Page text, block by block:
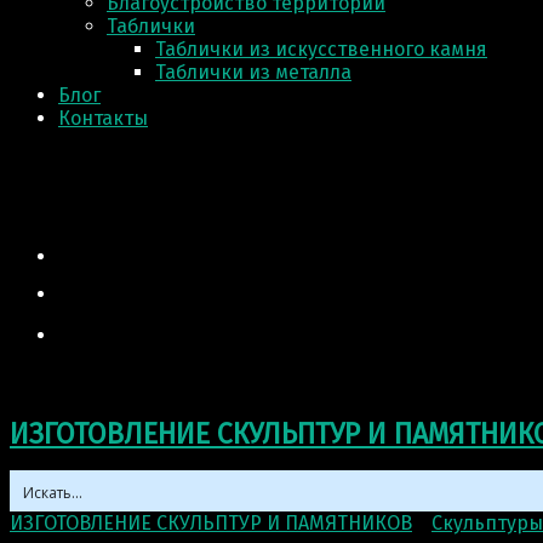
Таблички
Таблички из искусственного камня
Таблички из металла
Блог
Контакты
ИЗГОТОВЛЕНИЕ СКУЛЬПТУР И
ИЗГОТОВЛЕНИЕ СКУЛЬПТУР И ПАМЯТНИКОВ